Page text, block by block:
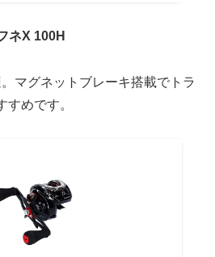
ネX 100H
マグネットブレーキ搭載でトラ
すめです。